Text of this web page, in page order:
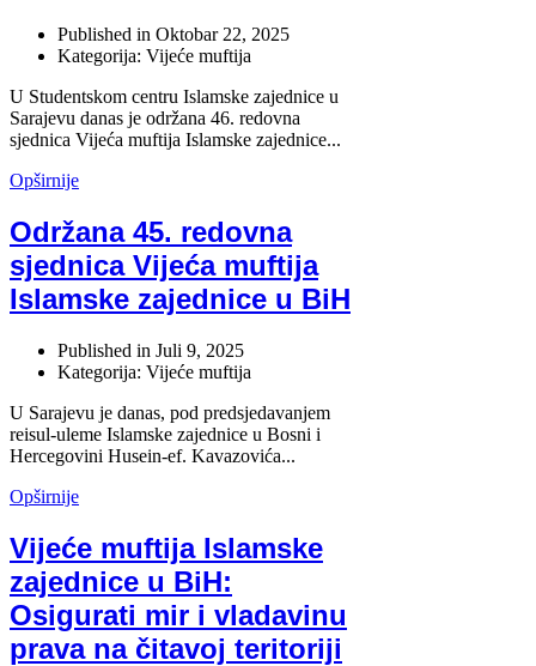
Published in Oktobar 22, 2025
Kategorija: Vijeće muftija
U Studentskom centru Islamske zajednice u
Sarajevu danas je održana 46. redovna
sjednica Vijeća muftija Islamske zajednice...
Opširnije
Održana 45. redovna
sjednica Vijeća muftija
Islamske zajednice u BiH
Published in Juli 9, 2025
Kategorija: Vijeće muftija
U Sarajevu je danas, pod predsjedavanjem
reisul-uleme Islamske zajednice u Bosni i
Hercegovini Husein-ef. Kavazovića...
Opširnije
Vijeće muftija Islamske
zajednice u BiH:
Osigurati mir i vladavinu
prava na čitavoj teritoriji